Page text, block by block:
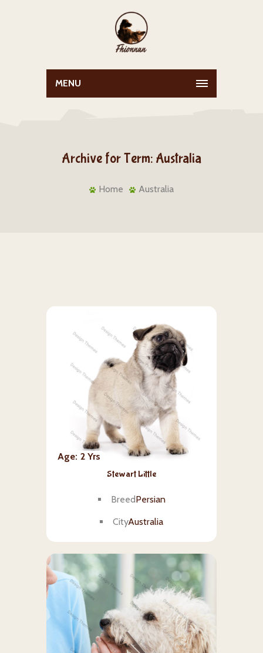
MENU
Archive for Term: Australia
Home Australia
Age 2 Yrs
Stewart Little
BreedPersian
CityAustralia